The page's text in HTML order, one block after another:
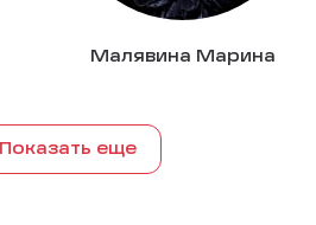
Малявина Марина
Показать еще